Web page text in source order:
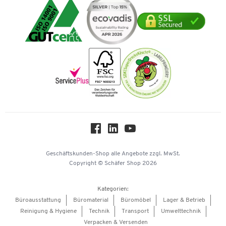
Umwelttechnik
Verpacken & Versenden
Tinte / Toner
Vertrag widerrufen
Geschichte
Impressum
Karriere
Mastercard
Vorkasse
Geschäftskunden-Shop alle Angebote zzgl. MwSt.
Copyright © Schäfer Shop 2026
Kategorien:
Büroausstattung
Büromaterial Büromöbel
Lager & Betrieb
Reinigung & Hygiene
Technik Transport
Umwelttechnik
Verpacken & Versenden